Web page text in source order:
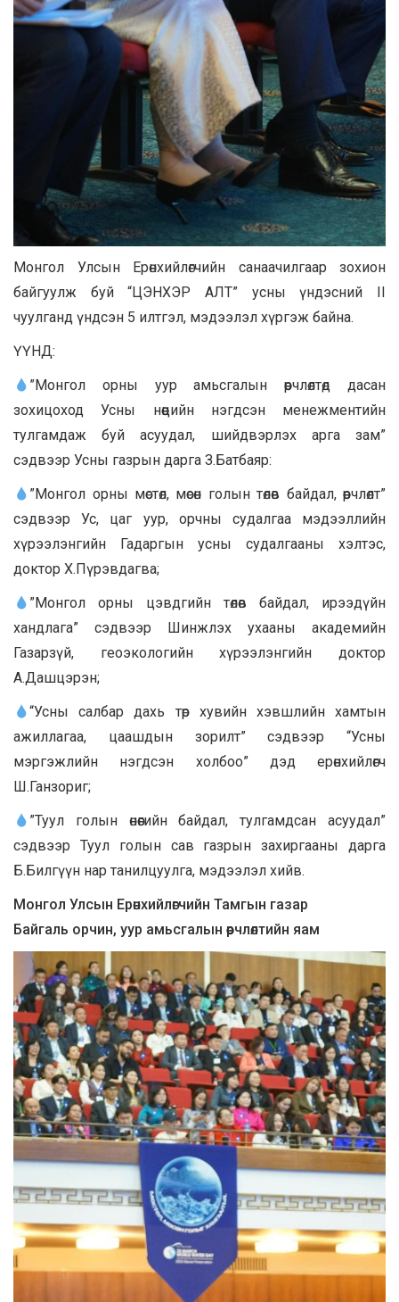
Монгол Улсын Ерөнхийлөгчийн санаачилгаар зохион
байгуулж буй “ЦЭНХЭР АЛТ” усны үндэсний II
чуулганд үндсэн 5 илтгэл, мэдээлэл хүргэж байна.
ҮҮНД:
”Монгол орны уур амьсгалын өөрчлөлтөд дасан
зохицоход Усны нөөцийн нэгдсэн менежментийн
тулгамдаж буй асуудал, шийдвэрлэх арга зам”
сэдвээр Усны газрын дарга З.Батбаяр:
”Монгол орны мөстөл, мөсөн голын төлөв байдал, өөрчлөлт”
сэдвээр Ус, цаг уур, орчны судалгаа мэдээллийн
хүрээлэнгийн Гадаргын усны судалгааны хэлтэс,
доктор Х.Пүрэвдагва;
”Монгол орны цэвдгийн төлөв байдал, ирээдүйн
хандлага” сэдвээр Шинжлэх ухааны академийн
Газарзүй, геоэкологийн хүрээлэнгийн доктор
А.Дашцэрэн;
“Усны салбар дахь төр хувийн хэвшлийн хамтын
ажиллагаа, цаашдын зорилт” сэдвээр “Усны
мэргэжлийн нэгдсэн холбоо” дэд ерөнхийлөгч
Ш.Ганзориг;
”Туул голын өнөөгийн байдал, тулгамдсан асуудал”
сэдвээр Туул голын сав газрын захиргааны дарга
Б.Билгүүн нар танилцуулга, мэдээлэл хийв.
Монгол Улсын Ерөнхийлөгчийн Тамгын газар
Байгаль орчин, уур амьсгалын өөрчлөлтийн яам